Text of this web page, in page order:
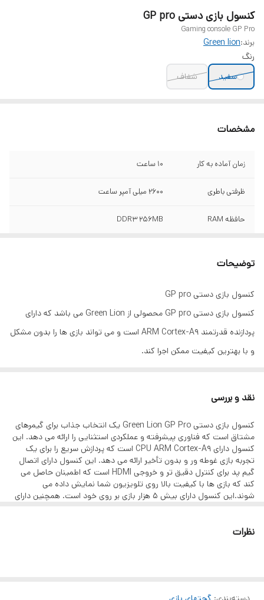
کنسول بازی دستی GP pro
Gaming console GP Pro
برند:Green lion
رنگ
سفید
شفاف
مشخصات
زمان آماده به کار ۱۰ ساعت
ظرفتی باطری 2600 میلی آمپر ساعت
حافظه RAM DDR3 256MB
قابلیت انصال به
پورت Hdmi
دارای پردازندهARM cortex A9
توضیحات
کنسول بازی دستی GP pro
کنسول بازی دستی GP pro محصولی از Green Lion می باشد که دارای
پردازنده قدرتمند ARM Cortex-A9 است و می تواند بازی ها را بدون مشکل
و با بهترین کیفیت ممکن اجرا کند.
همچنین دارای پورت AUX برای نیازهای صوتی است.
با هر بار شارژ کنسول تا 10 ساعت می‌توانید از کنسول GP Pro استفاده
کنید. کنسولGreen Lion GP Pro Gamingدارای بازی های کنسول
قدیمی به صورت نصب شده است
نقد و بررسی
کنسول بازی دستی Green Lion GP Pro یک انتخاب جذاب برای گیمرهای
مشتاق است که فناوری پیشرفته و عملکردی استثنایی را ارائه می دهد. این
کنسول دارای CPU ARM Cortex-A9 است که پردازش سریع را برای یک
تجربه بازی غوطه ‌ور و بدون تأخیر ارائه می دهد. این کنسول دارای اتصال
گیم پد برای کنترل دقیق تر و خروجی HDMI است که اطمینان حاصل می
کند که بازی ها با کیفیت بالا روی تلویزیون شما نمایش داده می
شوند.این کنسول دارای بیش ۵ هزار بازی بر روی خود است. همچنین دارای
نظرات